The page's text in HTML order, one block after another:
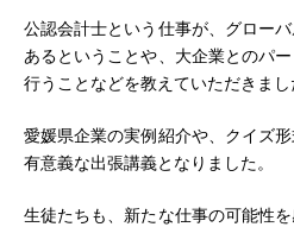
公認会計士という仕事が、グロー
あるということや、大企業とのパ
行うことなどを教えていただきまし
愛媛県企業の実例紹介や、クイズ
有意義な出張講義となりました。
生徒たちも、新たな仕事の可能性